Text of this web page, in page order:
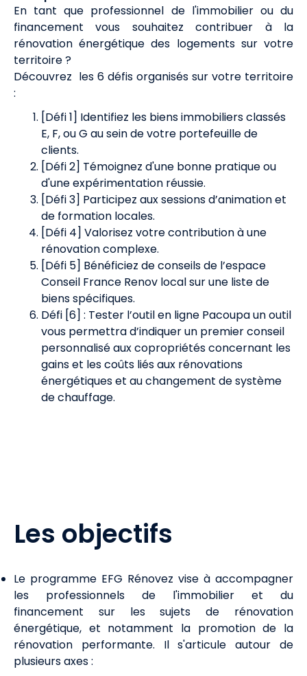
En tant que professionnel de l'immobilier ou du
financement vous souhaitez contribuer à la
rénovation énergétique des logements sur votre
territoire ?
Découvrez les 6 défis organisés sur votre territoire
:
[Défi 1] Identifiez les biens immobiliers classés
E, F, ou G au sein de votre portefeuille de
clients.
[Défi 2] Témoignez d'une bonne pratique ou
d'une expérimentation réussie.
[Défi 3] Participez aux sessions d’animation et
de formation locales.
[Défi 4] Valorisez votre contribution à une
rénovation complexe.
[Défi 5] Bénéficiez de conseils de l’espace
Conseil France Renov local sur une liste de
biens spécifiques.
Défi [6] : Tester l’outil en ligne Pacoupa un outil
vous permettra d’indiquer un premier conseil
personnalisé aux copropriétés concernant les
gains et les coûts liés aux rénovations
énergétiques et au changement de système
de chauffage.
Les objectifs
Le programme EFG Rénovez vise à accompagner
les professionnels de l'immobilier et du
financement sur les sujets de rénovation
énergétique, et notamment la promotion de la
rénovation performante. Il s'articule autour de
plusieurs axes :